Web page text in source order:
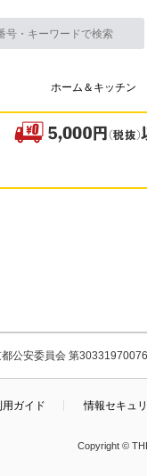
ホーム＆キッチン
公安委員会 第
用ガイド 情報セキュ
Copyright ©